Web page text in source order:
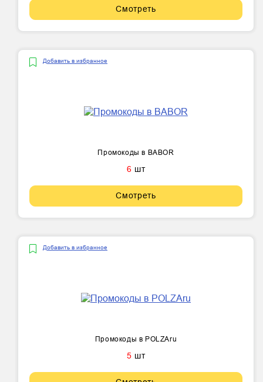
Смотреть
Добавить в избранное
Промокоды в BABOR
6 шт
Смотреть
Добавить в избранное
Промокоды в POLZAru
5 шт